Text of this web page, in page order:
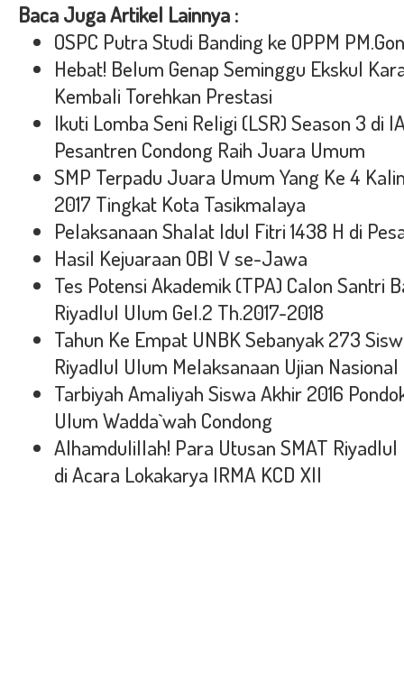
Baca Juga Artikel Lainnya :
OSPC Putra Studi Banding ke OPPM
Hebat! Belum Genap Seminggu Ekskul
Kembali Torehkan Prestasi
Ikuti Lomba Seni Religi (LSR) Season 3 di
Pesantren Condong Raih Juara Umum
SMP Terpadu Juara Umum Yang Ke 4
2017 Tingkat Kota Tasikmalaya
Pelaksanaan Shalat Idul Fitri 1438 H di
Hasil Kejuaraan OBI V se-Jawa
Tes Potensi Akademik (TPA) Calon Santri
Riyadlul Ulum Gel.2 Th.2017-2018
Tahun Ke Empat UNBK Sebanyak 273
Riyadlul Ulum Melaksanaan Ujian
Tarbiyah Amaliyah Siswa Akhir 2016
Ulum Wadda`wah Condong
Alhamdulillah! Para Utusan SMAT
di Acara Lokakarya IRMA KCD XII